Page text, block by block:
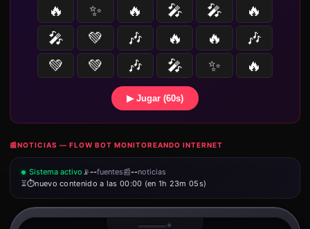
🔥
✨ 🔥 🎤 🎤
🔥
🎤
💚 🎶 🔥 🔥
🎶
💚
💚 🎶 🎤 ✨ 🔥
▶ Jugar (60s)
📰NOTICIAS — FLOW BOT MONITOREANDO INTERNET
Sistema activo 📡--fuentes📰--noticias
⏳
nuevo contenido a las 00:00 (en 1h 23m 05s)